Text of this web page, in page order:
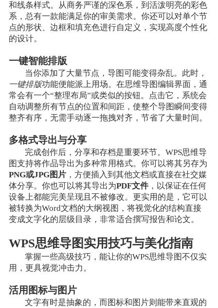
和线条样式。从商务严谨的深色系，到活泼明亮的彩色
系，总有一款能满足你的审美需求。你还可以对单个节
点的形状、边框和填充色进行自定义，实现高度个性化
的设计。
一键智能排版
当你添加了大量节点，导图可能变得杂乱。此时，
一键排版功能便能派上用场。在思维导图编辑界面，通
常会有一个“整理布局”或类似的按钮。点击它，系统会
自动调整所有节点的位置和间距，使整个导图瞬间变得
整齐有序，无需手动逐一拖拽对齐，节省了大量时间。
多格式导出与分享
完成创作后，分享和存档是重要环节。WPS思维导
图支持将作品导出为多种常用格式。你可以将其另存为
PNG或JPG图片，方便插入到其他文档或直接在社交媒
体分享。你也可以将其导出为PDF文件，以保证在任何
设备上都能完美呈现且不被修改。更实用的是，它可以
被转换为Word文档的大纲视图，将视觉化的结构直接
变成文字化的层级目录，非常适合撰写报告和论文。
WPS思维导图实用技巧与美化指南
掌握一些高级技巧，能让你的WPS思维导图不仅实
用，更具视觉冲击力。
活用图标与图片
文字有时是抽象的，而图标和图片则能带来直观的